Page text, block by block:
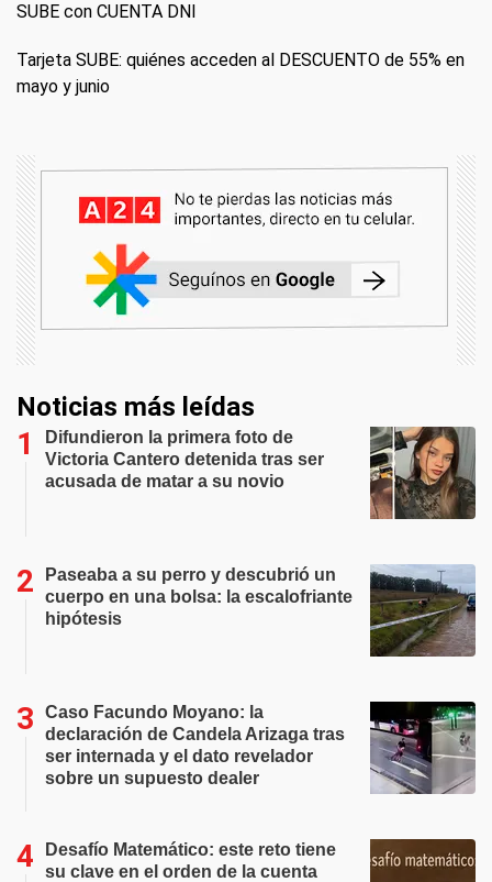
SUBE con CUENTA DNI
Tarjeta SUBE: quiénes acceden al DESCUENTO de 55% en
mayo y junio
Noticias más leídas
Difundieron la primera foto de
Victoria Cantero detenida tras ser
acusada de matar a su novio
Paseaba a su perro y descubrió un
cuerpo en una bolsa: la escalofriante
hipótesis
Caso Facundo Moyano: la
declaración de Candela Arizaga tras
ser internada y el dato revelador
sobre un supuesto dealer
Desafío Matemático: este reto tiene
su clave en el orden de la cuenta